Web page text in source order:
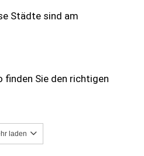
Städte sind am
finden Sie den richtigen
laden